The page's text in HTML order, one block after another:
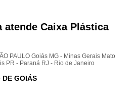
atende Caixa Plástica
PAULO Goiás MG - Minas Gerais Mato
PR - Paraná RJ - Rio de Janeiro
DE GOIÁS